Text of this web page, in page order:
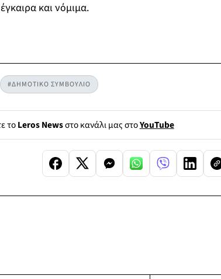
και νόμιμα.
#ΔΗΜΟΤΙΚΟ ΣΥΜΒΟΥΛΙΟ
τοLeros Newsστο κανάλι μας στοYouTube